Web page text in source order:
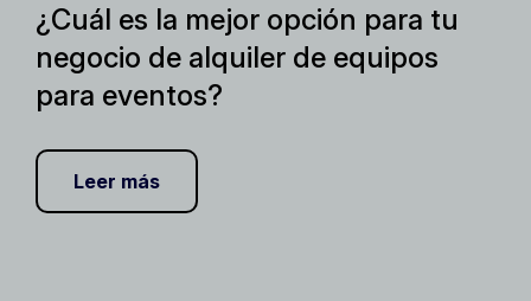
¿Cuál es la mejor opción para tu
negocio de alquiler de equipos
para eventos?
Leer más